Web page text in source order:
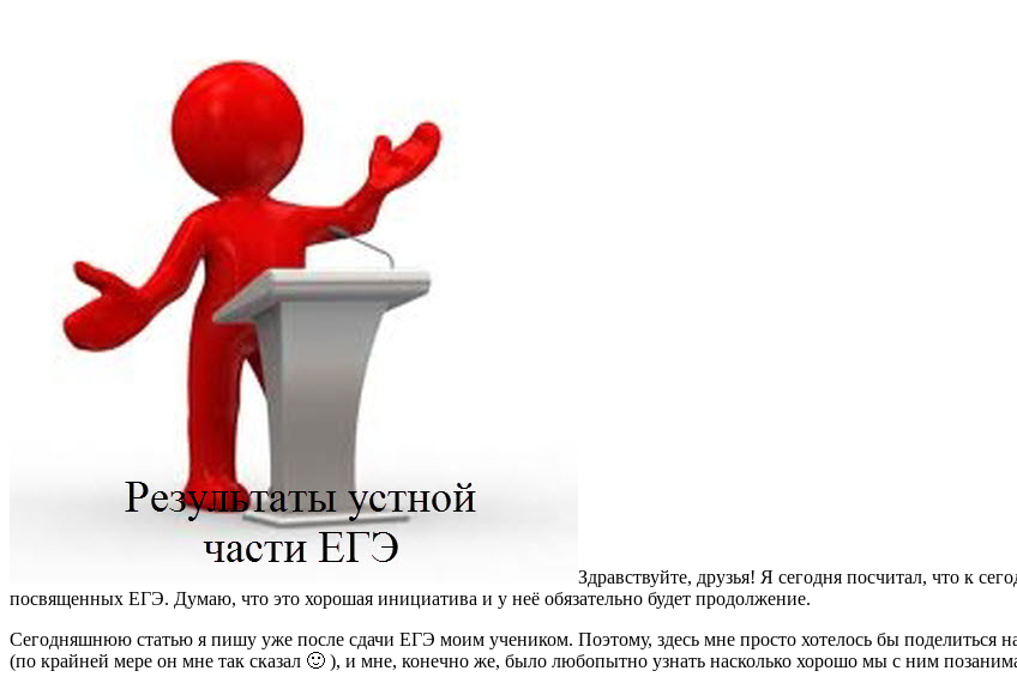
Здравствуйте, друзья! Я сегодня посчитал, что к
посвященных ЕГЭ. Думаю, что это хорошая инициатива и у неё обязательно будет продолжение.
Сегодняшнюю статью я пишу уже после сдачи ЕГЭ моим учеником. Поэтому, здесь мне просто хотелось бы поделиться
(по крайней мере он мне так сказал 🙂 ), и мне, конечно же, было любопытно узнать насколько хорошо мы с ним